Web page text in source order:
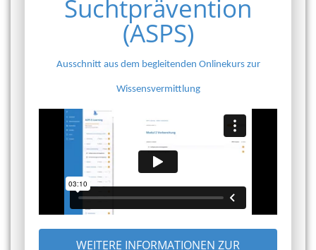
Suchtprävention
(ASPS)
Ausschnitt aus dem begleitenden Onlinekurs zur
Wissensvermittlung
WEITERE INFORMATIONEN ZUR